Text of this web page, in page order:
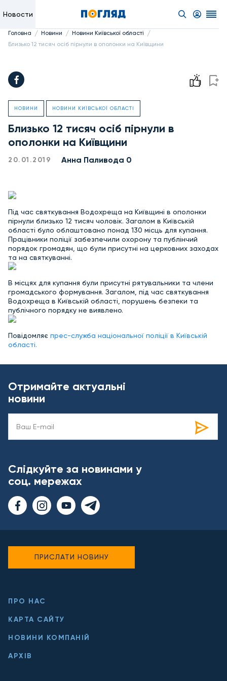
Новости
Головна / Новини / Новини Київської області /
Близько 12 тисяч осіб пірнули в ополонки на Київщини
НОВИНИ НОВИНИ КИЇВСЬКОЇ ОБЛАСТІ
Близько 12 тисяч осіб пірнули в
ополонки на Київщини
20.01.2019 Анна Паливода 0
Під час святкування Водохреща на Київщині в ополонки
пірнули близько 12 тисяч чоловік. Загалом в Київській
області було облаштовано понад 130 місць для купання.
Працівники поліції забезпечили охорону та публінчий
порядок громадян, що були присутні на церковних заходах
та на святкуванні.
В місцях для купання були присутні рятувальники та члени
громадського формування. Загалом, під час святкування
Водохреща в Київській області, порушень безпеки та
публічного порядку не виявлено.
Повідомляє прес-служба національної поліції в Київській
області.
Отримайте актуальні
новини
Слідкуйте за новинами у
соц. мережах
ПРО НАС
КАРТА САЙТУ
НОВИНИ КОМПАНІЙ
АРХІВ
ПРИСЛАТИ НОВИНУ